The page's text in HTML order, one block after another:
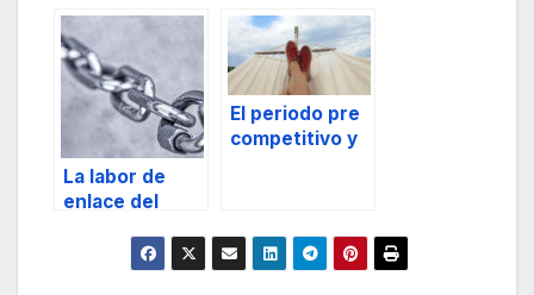
Guardia Civil
participarán en
la protección
de los Juegos
Olímpicos de
París
seguridad de
los Juegos
Olímpicos de
París
La labor de
enlace del
seguridad.
El periodo pre
competitivo y
silencioso